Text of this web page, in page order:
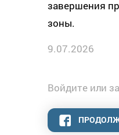
завершения
зоны.
9.07.2026
Войдите или